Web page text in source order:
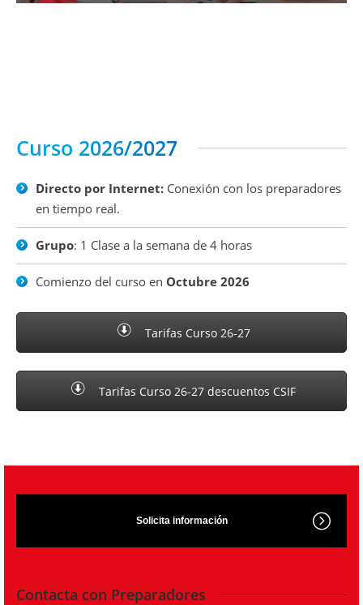
Curso 2026/2027
Directo por Internet: Conexión con los preparadores
en tiempo real.
Grupo: 1 Clase a la semana de 4 horas
Comienzo del curso en Octubre 2026
Tarifas Curso 26-27
Tarifas Curso 26-27 descuentos CSIF
Solicita información
Contacta con Preparadores